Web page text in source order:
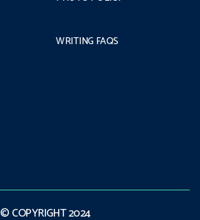
WRITING FAQS
© COPYRIGHT 2024